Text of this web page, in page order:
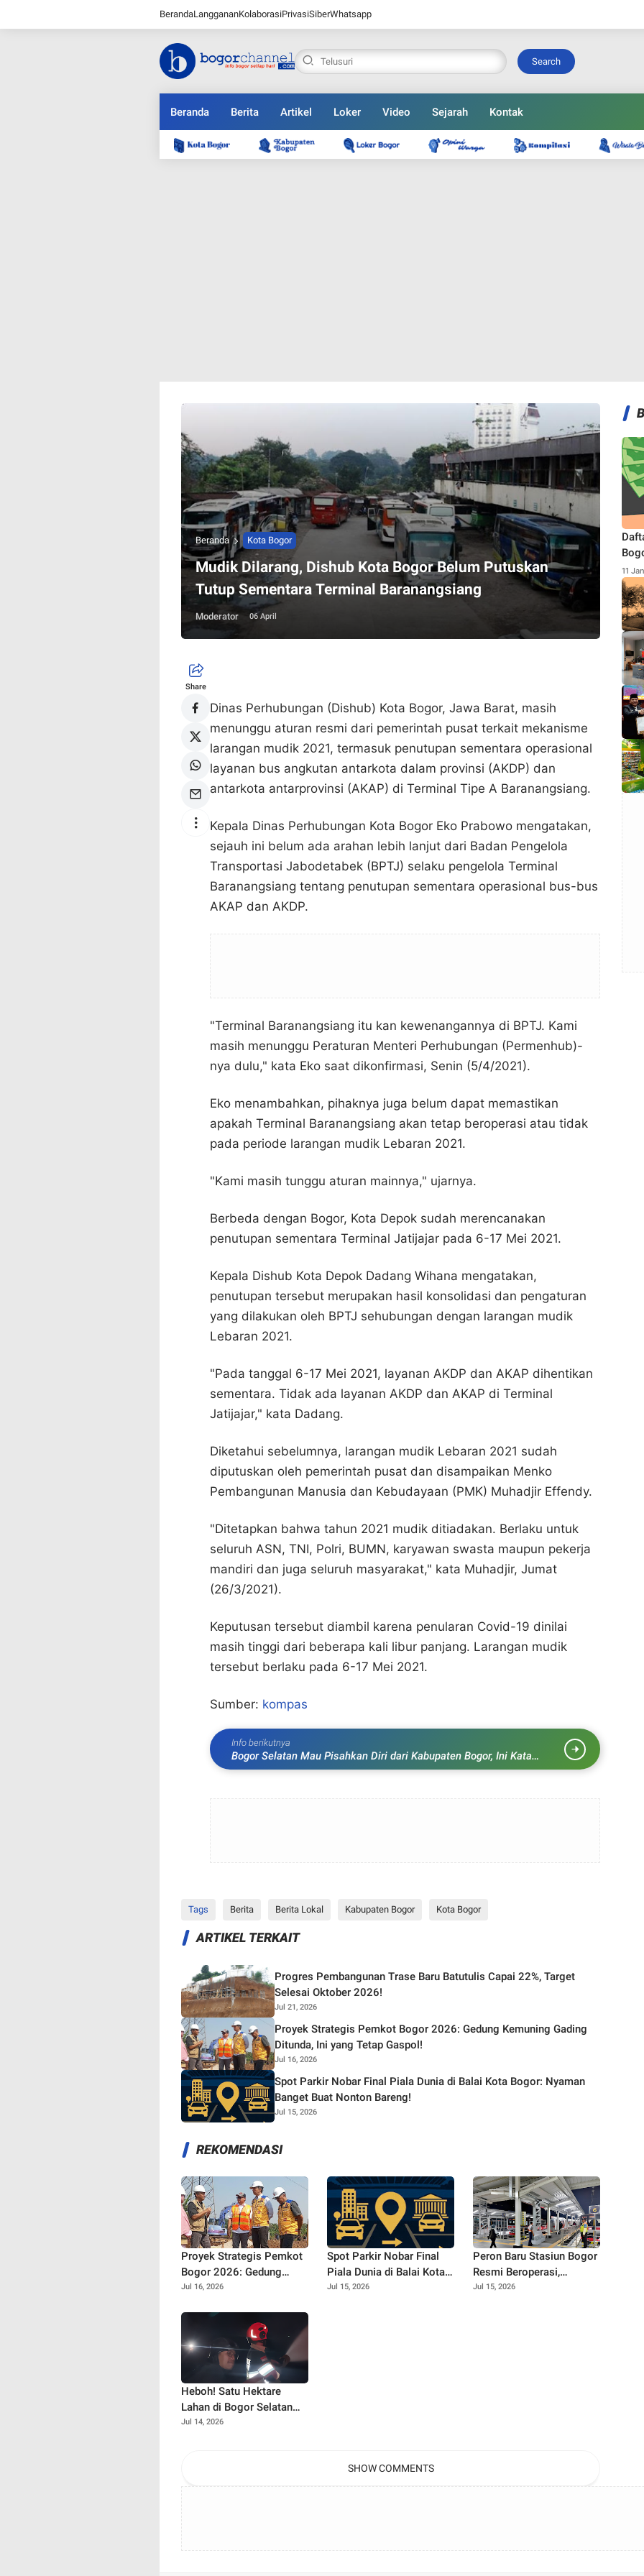
BerandaLanggananKolaborasiPrivasiSiberWhatsapp
Search
Beranda Berita Artikel Loker Video Sejarah Kontak
Beranda Kota Bogor
Mudik Dilarang, Dishub Kota Bogor Belum Putuskan
Tutup Sementara Terminal Baranangsiang
Moderator 06 April
Share
Mudik Dilarang, Dishub Kota Bogor Belum Putuskan
Bogor Channel
Bagikan ke media lain
Dinas Perhubungan (Dishub) Kota Bogor, Jawa Barat, masih
menunggu aturan resmi dari pemerintah pusat terkait mekanisme
larangan mudik 2021, termasuk penutupan sementara operasional
layanan bus angkutan antarkota dalam provinsi (AKDP) dan
antarkota antarprovinsi (AKAP) di Terminal Tipe A Baranangsiang.
Kepala Dinas Perhubungan Kota Bogor Eko Prabowo mengatakan,
sejauh ini belum ada arahan lebih lanjut dari Badan Pengelola
Transportasi Jabodetabek (BPTJ) selaku pengelola Terminal
Baranangsiang tentang penutupan sementara operasional bus-bus
AKAP dan AKDP.
"Terminal Baranangsiang itu kan kewenangannya di BPTJ. Kami
masih menunggu Peraturan Menteri Perhubungan (Permenhub)-
nya dulu," kata Eko saat dikonfirmasi, Senin (5/4/2021).
Eko menambahkan, pihaknya juga belum dapat memastikan
apakah Terminal Baranangsiang akan tetap beroperasi atau tidak
pada periode larangan mudik Lebaran 2021.
"Kami masih tunggu aturan mainnya," ujarnya.
Berbeda dengan Bogor, Kota Depok sudah merencanakan
penutupan sementara Terminal Jatijajar pada 6-17 Mei 2021.
Kepala Dishub Kota Depok Dadang Wihana mengatakan,
penutupan tersebut merupakan hasil konsolidasi dan pengaturan
yang dilakukan oleh BPTJ sehubungan dengan larangan mudik
Lebaran 2021.
"Pada tanggal 6-17 Mei 2021, layanan AKDP dan AKAP dihentikan
sementara. Tidak ada layanan AKDP dan AKAP di Terminal
Jatijajar," kata Dadang.
Diketahui sebelumnya, larangan mudik Lebaran 2021 sudah
diputuskan oleh pemerintah pusat dan disampaikan Menko
Pembangunan Manusia dan Kebudayaan (PMK) Muhadjir Effendy.
"Ditetapkan bahwa tahun 2021 mudik ditiadakan. Berlaku untuk
seluruh ASN, TNI, Polri, BUMN, karyawan swasta maupun pekerja
mandiri dan juga seluruh masyarakat," kata Muhadjir, Jumat
(26/3/2021).
Keputusan tersebut diambil karena penularan Covid-19 dinilai
masih tinggi dari beberapa kali libur panjang. Larangan mudik
tersebut berlaku pada 6-17 Mei 2021.
Sumber: kompas
Info berikutnya
Bogor Selatan Mau Pisahkan Diri dari Kabupaten Bogor, Ini Kata
Bupati Ade
Tags Berita Berita Lokal Kabupaten Bogor Kota Bogor
Mudik Dilarang, Dishub Kota Bogor Belum Putuskan
Bogor Channel
Bagikan ke media lain
ARTIKEL TERKAIT
Progres Pembangunan Trase Baru Batutulis Capai 22%, Target
Selesai Oktober 2026!
Jul 21, 2026
Proyek Strategis Pemkot Bogor 2026: Gedung Kemuning Gading
Ditunda, Ini yang Tetap Gaspol!
Jul 16, 2026
Spot Parkir Nobar Final Piala Dunia di Balai Kota Bogor: Nyaman
Banget Buat Nonton Bareng!
Jul 15, 2026
REKOMENDASI
Proyek Strategis Pemkot
Bogor 2026: Gedung
Kemuning Gading Ditunda,
Jul 16, 2026
Spot Parkir Nobar Final
Piala Dunia di Balai Kota
Bogor: Nyaman Banget
Jul 15, 2026
Peron Baru Stasiun Bogor
Resmi Beroperasi,
Commuter Line SF12 Siap
Jul 15, 2026
Heboh! Satu Hektare
Lahan di Bogor Selatan
Hangus Terbakar, Warga
Jul 14, 2026
SHOW COMMENTS
11